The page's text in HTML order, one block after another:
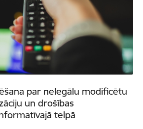
par nelegālu modificētu
un drošības
telpā